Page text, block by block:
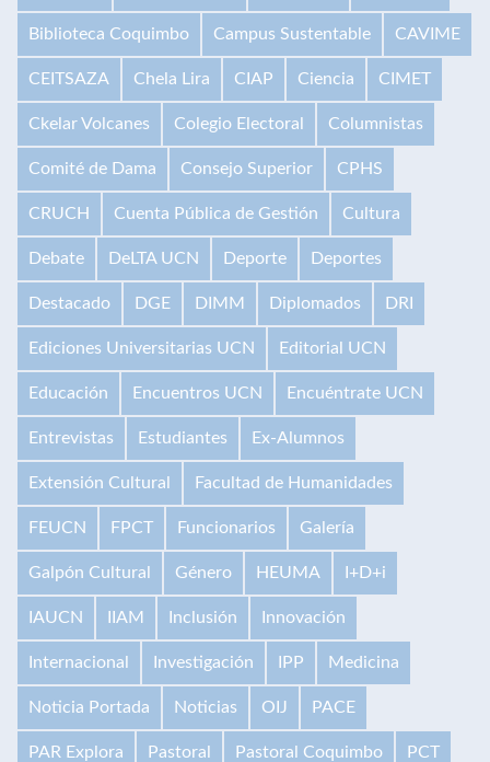
Biblioteca Coquimbo Campus Sustentable CAVIME
CEITSAZA Chela Lira CIAP Ciencia CIMET
Ckelar Volcanes Colegio Electoral Columnistas
Comité de Dama Consejo Superior CPHS
CRUCH Cuenta Pública de Gestión Cultura
Debate DeLTA UCN Deporte Deportes
Destacado DGE DIMM Diplomados DRI
Ediciones Universitarias UCN Editorial UCN
Educación Encuentros UCN Encuéntrate UCN
Entrevistas Estudiantes Ex-Alumnos
Extensión Cultural Facultad de Humanidades
FEUCN FPCT Funcionarios Galería
Galpón Cultural Género HEUMA I+D+i
IAUCN IIAM Inclusión Innovación
Internacional Investigación IPP Medicina
Noticia Portada Noticias OIJ PACE
PAR Explora Pastoral Pastoral Coquimbo PCT